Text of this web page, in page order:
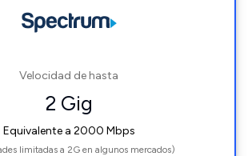
Velocidad de hasta
2 Gig
Equivalente a 2000 Mbps
limitadas a 2G en algunos mercados)